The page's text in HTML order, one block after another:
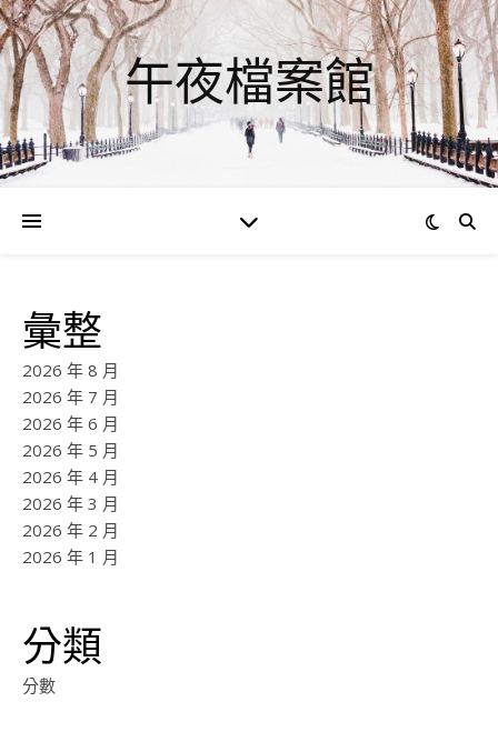
午夜檔案館
彙整
2026 年 8 月
2026 年 7 月
2026 年 6 月
2026 年 5 月
2026 年 4 月
2026 年 3 月
2026 年 2 月
2026 年 1 月
分類
分數